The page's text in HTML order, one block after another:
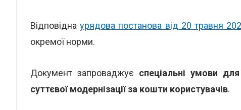
Відповіднаурядова постанова від 20 травня
окремої норми.
Документ запроваджує спеціальні умови
суттєвої модернізації за кошти користувачів.